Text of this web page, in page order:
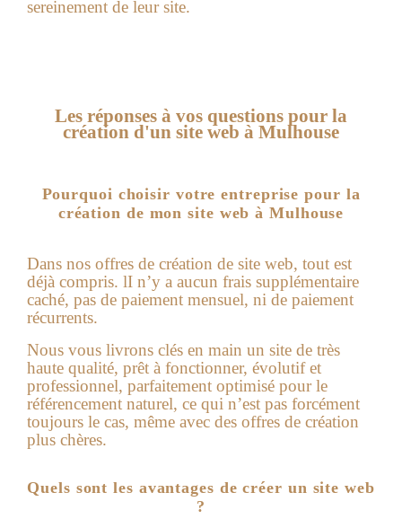
sereinement de leur site.
Les réponses à vos questions pour la
création d'un site web à Mulhouse
Pourquoi choisir votre entreprise pour la
création de mon site web à Mulhouse
Dans nos offres de création de site web, tout est
déjà compris. lI n’y a aucun frais supplémentaire
caché, pas de paiement mensuel, ni de paiement
récurrents.
Nous vous livrons clés en main un site de très
haute qualité, prêt à fonctionner, évolutif et
professionnel, parfaitement optimisé pour le
référencement naturel, ce qui n’est pas forcément
toujours le cas, même avec des offres de création
plus chères.
Quels sont les avantages de créer un site web
?